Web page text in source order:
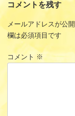
コメントを残す
メールアドレスが公
欄は必須項目です
コメント ※